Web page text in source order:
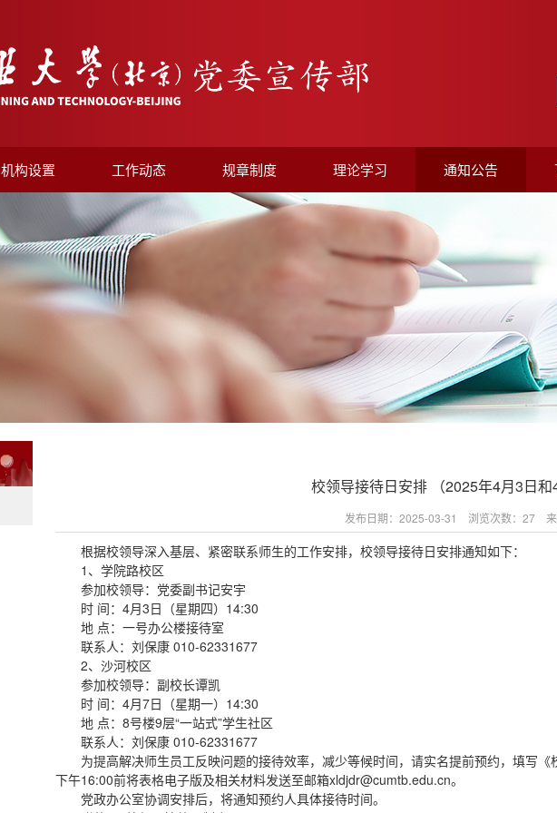
机构设置 工作动态 规章制度 理论学习 通知公告
校领导接待日安排 （2025年4月3日和4
发布日期：2025-03-31 浏览次数： 27来
根据校领导深入基层、紧密联系师生的工作安排，校领导接待日安排通知如下：
1、学院路校区
参加校领导：党委副书记安宇
时 间：4月3日（星期四）14:30
地 点：一号办公楼接待室
联系人：刘保康 010-62331677
2、沙河校区
参加校领导：副校长谭凯
时 间：4月7日（星期一）14:30
地 点：8号楼9层“一站式”学生社区
联系人：刘保康 010-62331677
为提高解决师生员工反映问题的接待效率，减少等候时间，请实名提前预约，填写
下午16:00前将表格电子版及相关材料发送至邮箱xldjdr@cumtb.edu.cn。
党政办公室协调安排后，将通知预约人具体接待时间。